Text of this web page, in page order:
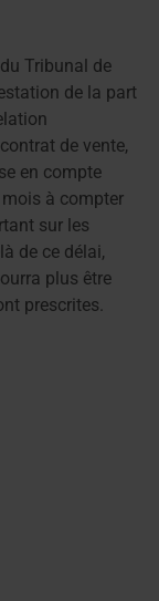
Tribunal de
de la part
de vente,
en compte
à compter
sur les
de ce délai,
plus être
prescrites.